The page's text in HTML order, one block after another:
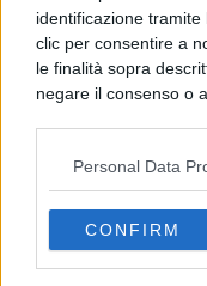
identificazione
clic per consentire a
le finalità sopra
negare il consenso o
possono non
opporti a tale
preferenze in
consultando la nostra
Personal Data
CONFIRM
Benevento,